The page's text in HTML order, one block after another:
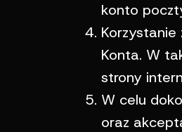
konto
Konta. W
strony
W celu
oraz